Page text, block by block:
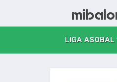
LIGA ASOBAL